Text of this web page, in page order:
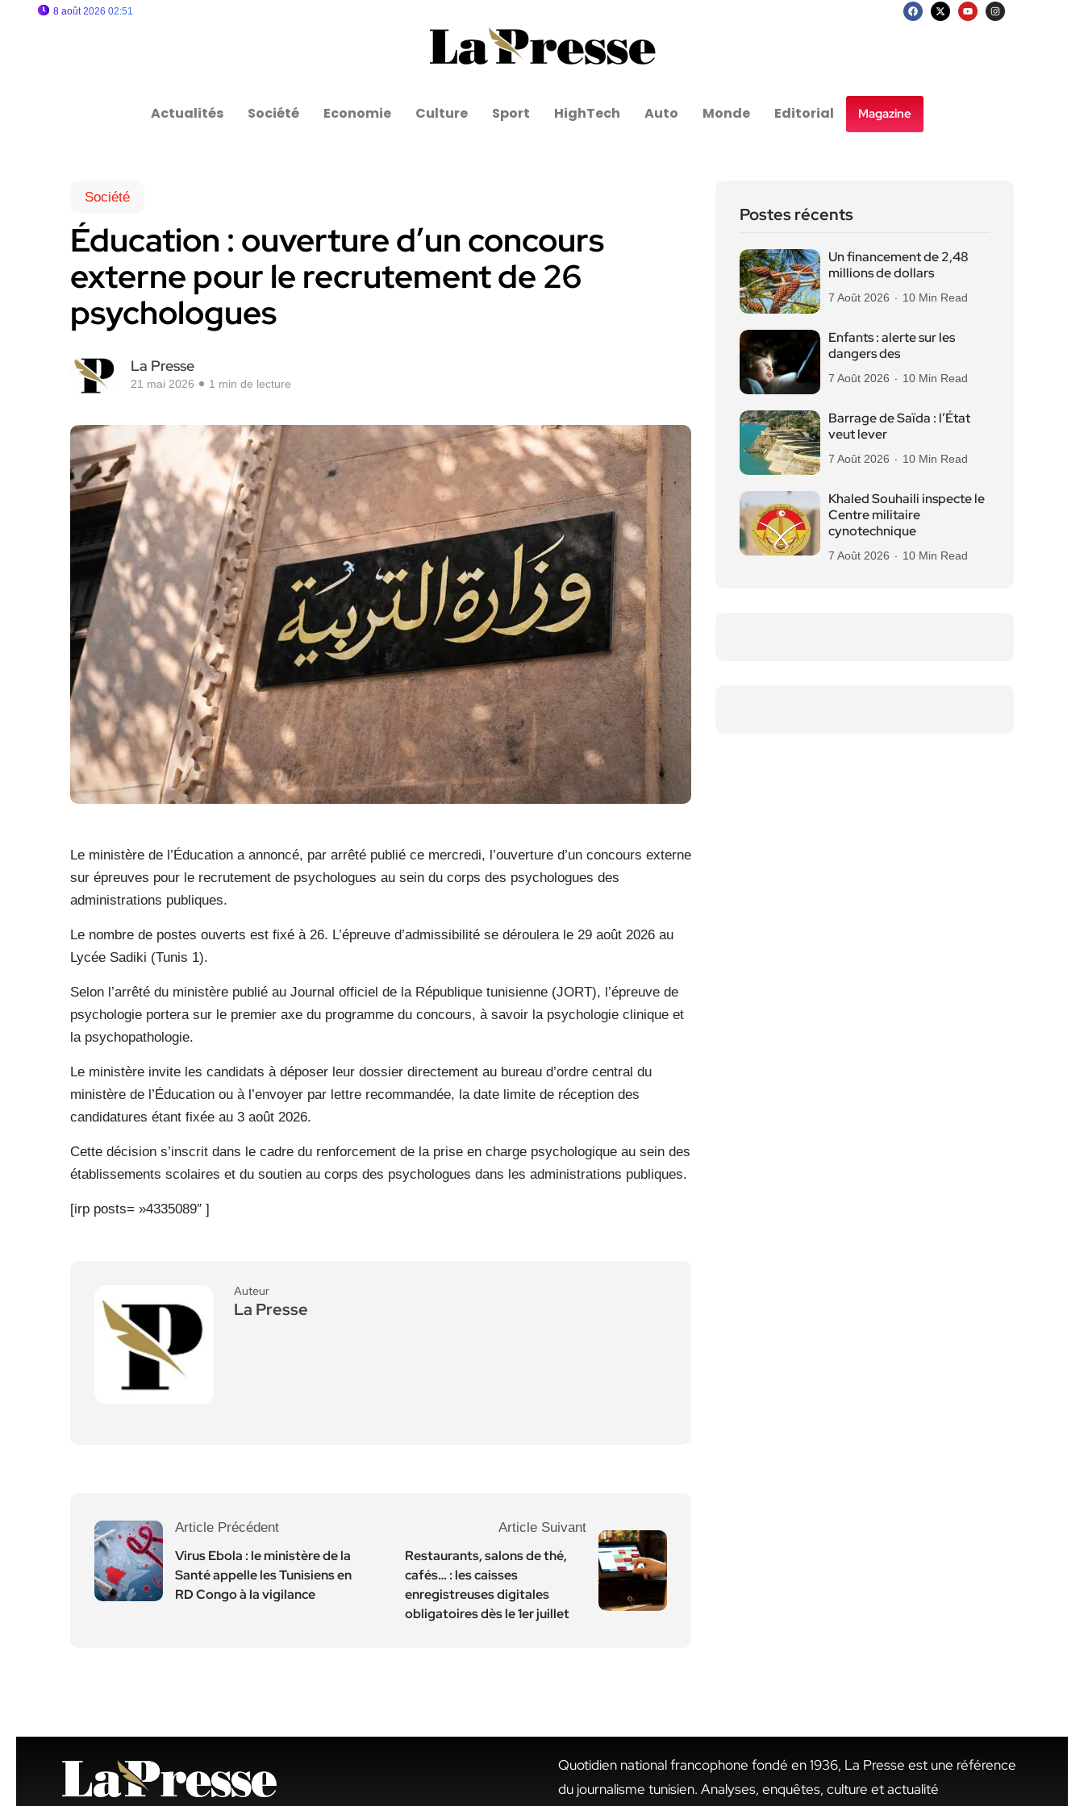
8 août 2026 02:51
Actualités Société Economie Culture Sport HighTech Auto Monde Editorial Magazine
Société
Éducation : ouverture d’un concours
externe pour le recrutement de 26
psychologues
La Presse
21 mai 2026 1 min de lecture
Le ministère de l’Éducation a annoncé, par arrêté publié ce mercredi, l’ouverture d’un concours externe
sur épreuves pour le recrutement de psychologues au sein du corps des psychologues des
administrations publiques.
Le nombre de postes ouverts est fixé à 26. L’épreuve d’admissibilité se déroulera le 29 août 2026 au
Lycée Sadiki (Tunis 1).
Selon l’arrêté du ministère publié au Journal officiel de la République tunisienne (JORT), l’épreuve de
psychologie portera sur le premier axe du programme du concours, à savoir la psychologie clinique et
la psychopathologie.
Le ministère invite les candidats à déposer leur dossier directement au bureau d’ordre central du
ministère de l’Éducation ou à l’envoyer par lettre recommandée, la date limite de réception des
candidatures étant fixée au 3 août 2026.
Cette décision s’inscrit dans le cadre du renforcement de la prise en charge psychologique au sein des
établissements scolaires et du soutien au corps des psychologues dans les administrations publiques.
[irp posts= »4335089″ ]
Auteur
La Presse
Article Précédent
Virus Ebola : le ministère de la
Santé appelle les Tunisiens en
RD Congo à la vigilance
Article Suivant
Restaurants, salons de thé,
cafés… : les caisses
enregistreuses digitales
obligatoires dès le 1er juillet
Postes récents
Un financement de 2,48
millions de dollars
7 Août 2026 10 Min Read
Enfants : alerte sur les
dangers des
7 Août 2026 10 Min Read
Barrage de Saïda : l’État
veut lever
7 Août 2026 10 Min Read
Khaled Souhaili inspecte le
Centre militaire
cynotechnique
7 Août 2026 10 Min Read
Quotidien national francophone fondé en 1936, La Presse est une référence
du journalisme tunisien. Analyses, enquêtes, culture et actualité